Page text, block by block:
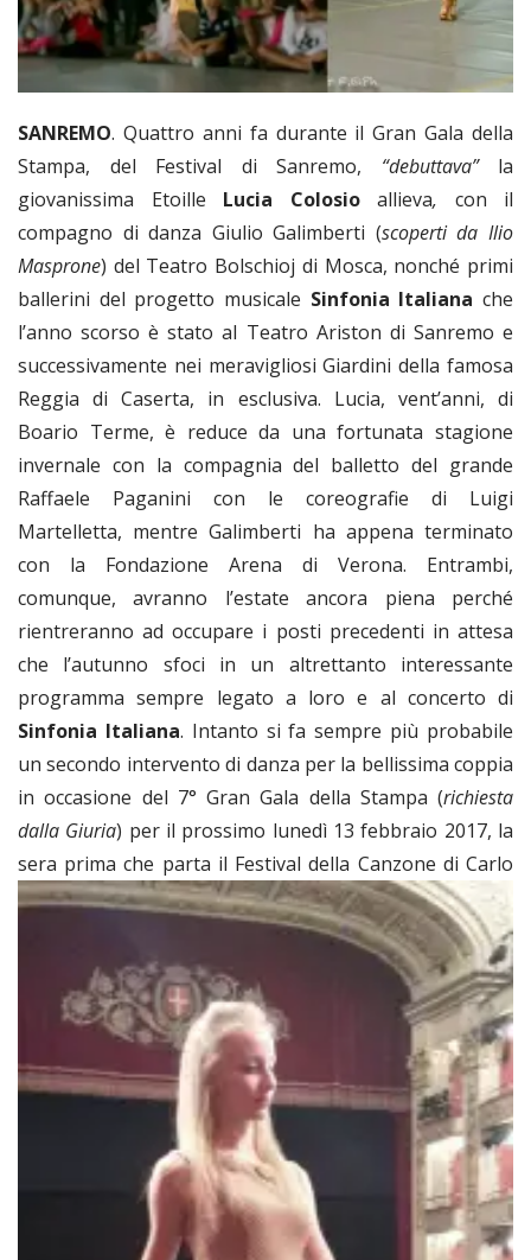
SANREMO. Quattro anni fa durante il Gran Gala della
Stampa, del Festival di Sanremo, “debuttava” la
giovanissima Etoille Lucia Colosioallieva, con il
compagno di danza Giulio Galimberti (scoperti da Ilio
Masprone) del Teatro Bolschioj di Mosca, nonché primi
ballerini del progetto musicale Sinfonia Italiana che
l’anno scorso è stato al Teatro Ariston di Sanremo e
successivamente nei meravigliosi Giardini della famosa
Reggia di Caserta, in esclusiva. Lucia, vent’anni, di
Boario Terme, è reduce da una fortunata stagione
invernale con la compagnia del balletto del grande
Raffaele Paganini con le coreografie di Luigi
Martelletta, mentre Galimberti ha appena terminato
con la Fondazione Arena di Verona. Entrambi,
comunque, avranno l’estate ancora piena perché
rientreranno ad occupare i posti precedenti in attesa
che l’autunno sfoci in un altrettanto interessante
programma sempre legato a loro e al concerto di
Sinfonia Italiana. Intanto si fa sempre più probabile
un secondo intervento di danza per la bellissima coppia
in occasione del 7° Gran Gala della Stampa (richiesta
dalla Giuria) per il prossimo lunedì 13 febbraio 2017, la
sera prima che parta il Festival della Canzone di Carlo